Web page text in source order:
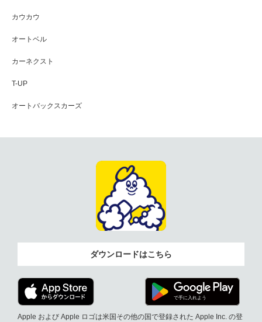
カウカウ
オートベル
カーネクスト
T-UP
オートバックスカーズ
ダウンロードはこちら
Apple および Apple ロゴは米国その他の国で登録された Apple Inc. の登